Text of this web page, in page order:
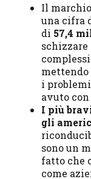
Il marchio
una cifra
di 57,4
mettendo
i
avuto con
I più
gli
sono un
fatto che
come